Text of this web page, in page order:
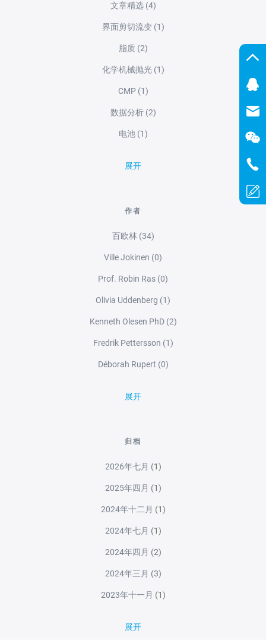
文章精选 (4)
界面剪切流变 (1)
脂质 (2)
化学机械抛光 (1)
CMP (1)
数据分析 (2)
电池 (1)
展开
作者
百欧林 (34)
Ville Jokinen (0)
Prof. Robin Ras (0)
Olivia Uddenberg (1)
Kenneth Olesen PhD (2)
Fredrik Pettersson (1)
Déborah Rupert (0)
展开
归档
2026年七月 (1)
2025年四月 (1)
2024年十二月 (1)
2024年七月 (1)
2024年四月 (2)
2024年三月 (3)
2023年十一月 (1)
展开